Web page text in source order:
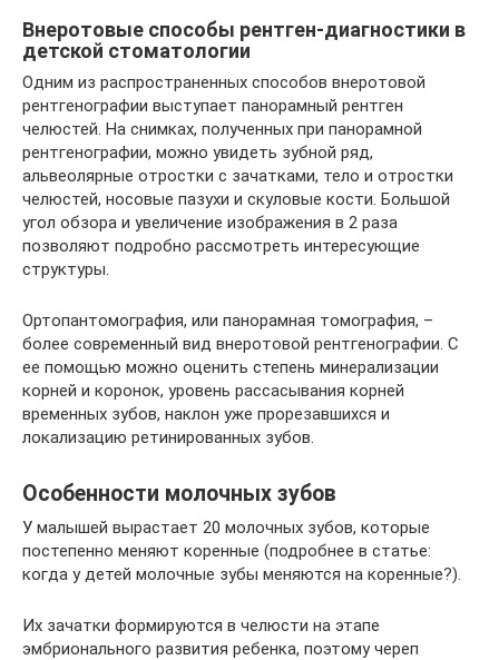
Внеротовые способы рентген-диагностики в
детской стоматологии
Одним из распространенных способов внеротовой
рентгенографии выступает панорамный рентген
челюстей. На снимках, полученных при панорамной
рентгенографии, можно увидеть зубной ряд,
альвеолярные отростки с зачатками, тело и отростки
челюстей, носовые пазухи и скуловые кости. Большой
угол обзора и увеличение изображения в 2 раза
позволяют подробно рассмотреть интересующие
структуры.
Ортопантомография, или панорамная томография, –
более современный вид внеротовой рентгенографии. С
ее помощью можно оценить степень минерализации
корней и коронок, уровень рассасывания корней
временных зубов, наклон уже прорезавшихся и
локализацию ретинированных зубов.
Особенности молочных зубов
У малышей вырастает 20 молочных зубов, которые
постепенно меняют коренные (подробнее в статье:
когда у детей молочные зубы меняются на коренные?).
Их зачатки формируются в челюсти на этапе
эмбрионального развития ребенка, поэтому череп